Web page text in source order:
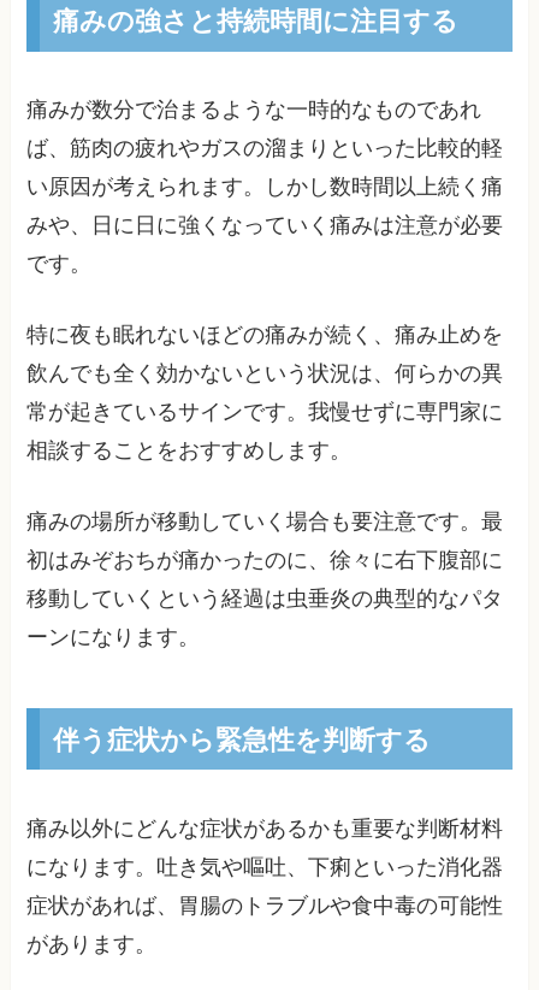
痛みの強さと持続時間に注目する
痛みが数分で治まるような一時的なものであれ
ば、筋肉の疲れやガスの溜まりといった比較的軽
い原因が考えられます。しかし数時間以上続く痛
みや、日に日に強くなっていく痛みは注意が必要
です。
特に夜も眠れないほどの痛みが続く、痛み止めを
飲んでも全く効かないという状況は、何らかの異
常が起きているサインです。我慢せずに専門家に
相談することをおすすめします。
痛みの場所が移動していく場合も要注意です。最
初はみぞおちが痛かったのに、徐々に右下腹部に
移動していくという経過は虫垂炎の典型的なパタ
ーンになります。
伴う症状から緊急性を判断する
痛み以外にどんな症状があるかも重要な判断材料
になります。吐き気や嘔吐、下痢といった消化器
症状があれば、胃腸のトラブルや食中毒の可能性
があります。